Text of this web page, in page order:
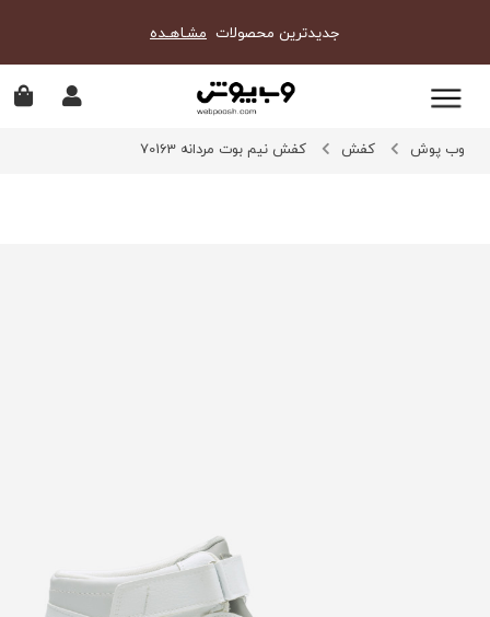
جدیدترین محصولات مشـاهـده
وب پوش کفش کفش نیم بوت مردانه 70163